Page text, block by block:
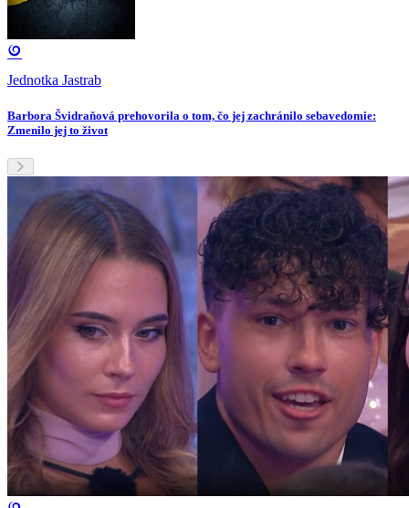
Jednotka Jastrab
Barbora Švidraňová prehovorila o tom, čo jej zachránilo sebavedomie:
Zmenilo jej to život